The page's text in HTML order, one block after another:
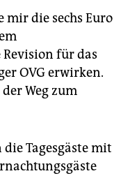
mir die sechs Euro
für das
OVG erwirken.
Weg zum
Tagesgäste mit